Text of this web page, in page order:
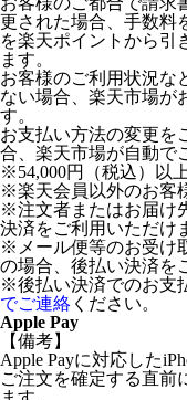
更された場合、手数料
を楽天ポイントから引
ます。
お客様のご利用状況な
ない場合、楽天市場が
す。
お支払い方法の変更を
合、楽天市場が自動で
※54,000円（税込）以
※楽天会員以外のお客
※注文者またはお届け
決済をご利用いただけ
※メール便等のお受け
の場合、後払い決済を
※後払い決済でのお支
でご連絡 ください。
Apple Pay
【備考】
Apple Payに対応した
ご注文を確定する直前